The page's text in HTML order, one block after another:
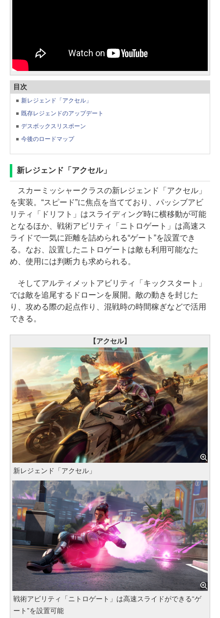
目次
新レジェンド「アクセル」
既存レジェンドのアップデート
デスボックスリスポーン
今後のロードマップ
新レジェンド「アクセル」
スカーミッシャークラスの新レジェンド「アクセル」
を実装。“スピード”に焦点を当てており、パッシブアビ
リティ「ドリフト」はスライディング時に横移動が可能
となるほか、戦術アビリティ「ニトロゲート」は高速ス
ライドで一気に距離を詰められる“ゲート”を設置でき
る。なお、設置したニトロゲートは敵も利用可能なた
め、使用には判断力も求められる。
そしてアルティメットアビリティ「キックスタート」
では敵を追尾するドローンを展開。敵の動きを封じた
り、攻める際の起点作り、混戦時の時間稼ぎなどで活用
できる。
【アクセル】
新レジェンド「アクセル」
戦術アビリティ「ニトロゲート」は高速スライドができる“ゲ
ート”を設置可能